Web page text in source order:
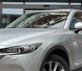
full map
neerklapbaar